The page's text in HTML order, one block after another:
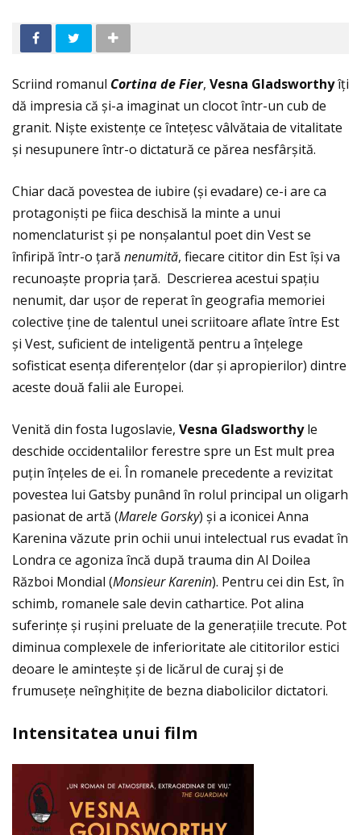
Scriind romanul Cortina de Fier, Vesna Gladsworthyîţi
dă impresia că și-a imaginat un clocot într-un cub de
granit. Niște existenţe ce înteţesc vâlvătaia de vitalitate
și nesupunere într-o dictatură ce părea nesfârșită.
Chiar dacă povestea de iubire (și evadare) ce-i are ca
protagoniști pe fiica deschisă la minte a unui
nomenclaturist și pe nonșalantul poet din Vest se
înfiripă într-o ţară nenumită, fiecare cititor din Est își va
recunoaște propria ţară. Descrierea acestui spaţiu
nenumit, dar ușor de reperat în geografia memoriei
colective ţine de talentul unei scriitoare aflate între Est
și Vest, suficient de inteligentă pentru a înţelege
sofisticat esenţa diferenţelor (dar și apropierilor) dintre
aceste două falii ale Europei.
Venită din fosta Iugoslavie, Vesna Gladsworthyle
deschide occidentalilor ferestre spre un Est mult prea
puţin înţeles de ei. În romanele precedente a revizitat
povestea lui Gatsby punând în rolul principal un oligarh
pasionat de artă (Marele Gorsky) și a iconicei Anna
Karenina văzute prin ochii unui intelectual rus evadat în
Londra ce agoniza încă după trauma din Al Doilea
Război Mondial (Monsieur Karenin). Pentru cei din Est, în
schimb, romanele sale devin cathartice. Pot alina
suferinţe și rușini preluate de la generaţiile trecute. Pot
diminua complexele de inferioritate ale cititorilor estici
deoare le amintește și de licărul de curaj și de
frumuseţe neînghiţite de bezna diabolicilor dictatori.
Intensitatea unui film